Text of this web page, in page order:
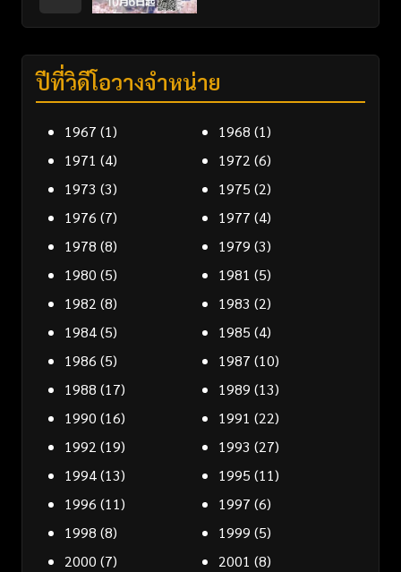
ปีที่วิดีโอวางจำหน่าย
1967 (1) 1968 (1)
1971 (4) 1972 (6)
1973 (3) 1975 (2)
1976 (7) 1977 (4)
1978 (8) 1979 (3)
1980 (5) 1981 (5)
1982 (8) 1983 (2)
1984(5) 1985 (4)
1986 (5) 1987 (10)
1988 (17) 1989 (13)
1990 (16) 1991 (22)
1992 (19) 1993 (27)
1994(13) 1995 (11)
1996 (11) 1997 (6)
1998 (8) 1999 (5)
2000 (7) 2001 (8)